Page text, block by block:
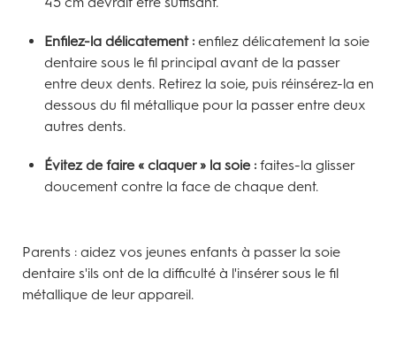
Enfilez-la délicatement : enfilez délicatement la soie
dentaire sous le fil principal avant de la passer
entre deux dents. Retirez la soie, puis réinsérez-la en
dessous du fil métallique pour la passer entre deux
autres dents.
Évitez de faire « claquer » la soie : faites-la glisser
doucement contre la face de chaque dent.
Parents : aidez vos jeunes enfants à passer la soie
dentaire s'ils ont de la difficulté à l'insérer sous le fil
métallique de leur appareil.